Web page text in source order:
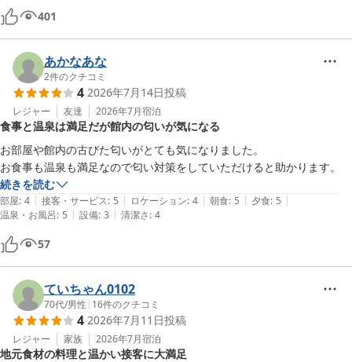
食事は、口コミにもあるようにとても美味しく頂きました。個室になっ
ているので、落ち着いて食べる事が出来てとても良かったです。
また、機会があったら伺わせてもらいますね。
401
あかなあな
2件のクチコミ
4 2026年7月14日投稿
レジャー 友達 2026年7月宿泊
食事と温泉は満足だが館内の匂いが気になる
お部屋や館内の古びた匂いがとても気になりました。
お食事も温泉も満足なので匂い対策をしていただけると助かります。
続きを読む
部屋: 4 | 接客・サービス: 5 | ロケーション: 4 | 朝食: 5 | 夕食: 5 |
温泉・お風呂: 5 | 設備: 3 | 清潔さ: 4
57
ていちゃん0102
70代/男性 | 16件のクチコミ
4 2026年7月11日投稿
レジャー 家族 2026年7月宿泊
地元食材の料理と温かい接客に大満足